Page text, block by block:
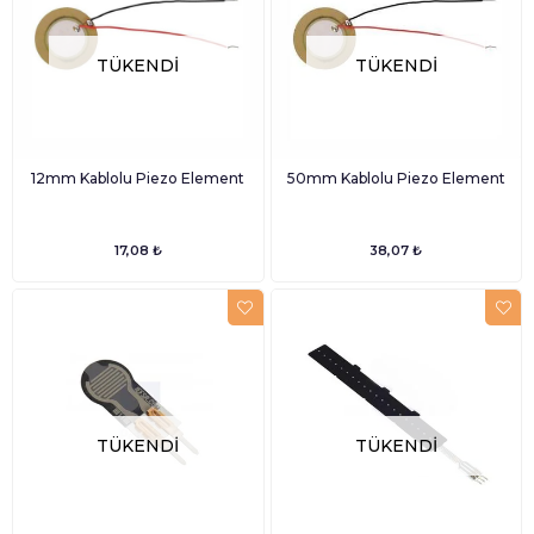
TÜKENDI
12mm Kablolu Piezo Element
17,08 ₺
TÜKENDI
50mm Kablolu Piezo Element
38,07 ₺
TÜKENDI TÜKENDI